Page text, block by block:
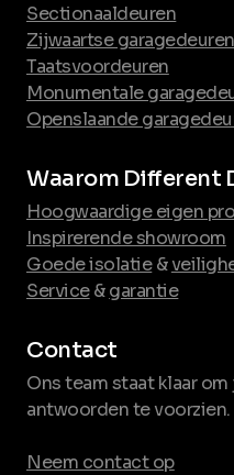
Sectionaaldeuren
Zijwaartse garagedeuren
Taatsvoordeuren
Monumentale
Openslaande
Waarom Different
Hoogwaardige eigen
Inspirerende showroom
Goede isolatie&
Service&garantie
Contact
Ons team staat klaar
antwoorden te voorzien.
Neem contact op